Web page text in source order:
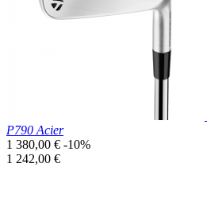
P790 Acier
Prix
de
1 380,00 € -10%
Prix
1 242,00 €